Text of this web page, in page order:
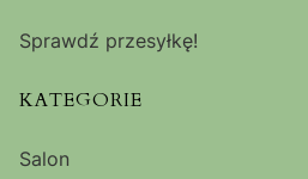
Sprawdź przesyłkę!
KATEGORIE
Salon